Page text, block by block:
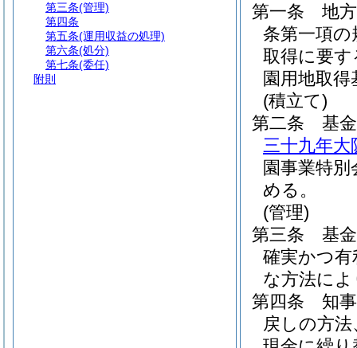
第一条
地
条第一項の
取得に要
園用地取得
(積立て)
第二条
基
三十九年大
園事業特別
める。
(管理)
第三条
基
確実かつ
な方法に
第四条
知
戻しの方
第三条(管理)
第四条
第五条(運用収益の処理)
第六条(処分)
第七条(委任)
附則